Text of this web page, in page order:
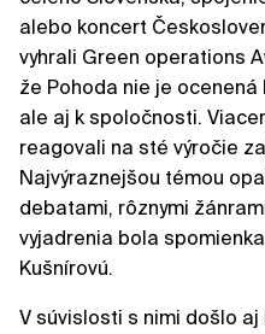
alebo koncert
vyhrali Green operations
že Pohoda nie je
ale aj k spoločnosti.
reagovali na sté výročie
Najvýraznejšou témou
debatami, rôznymi
vyjadrenia bola
Kušnírovú.
V súvislosti s nimi došlo